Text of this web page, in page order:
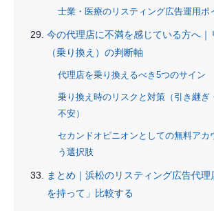
士業・医療のリスティング広告運用ポ
今の代理店に不満を感じている方へ｜
（乗り換え）の判断軸
代理店を乗り換えるべき5つのサイン
乗り換え時のリスクと対策（引き継ぎ
不安）
セカンドオピニオンとしての無料アカ
う選択肢
まとめ｜浜松のリスティング広告代理
を持って」比較する